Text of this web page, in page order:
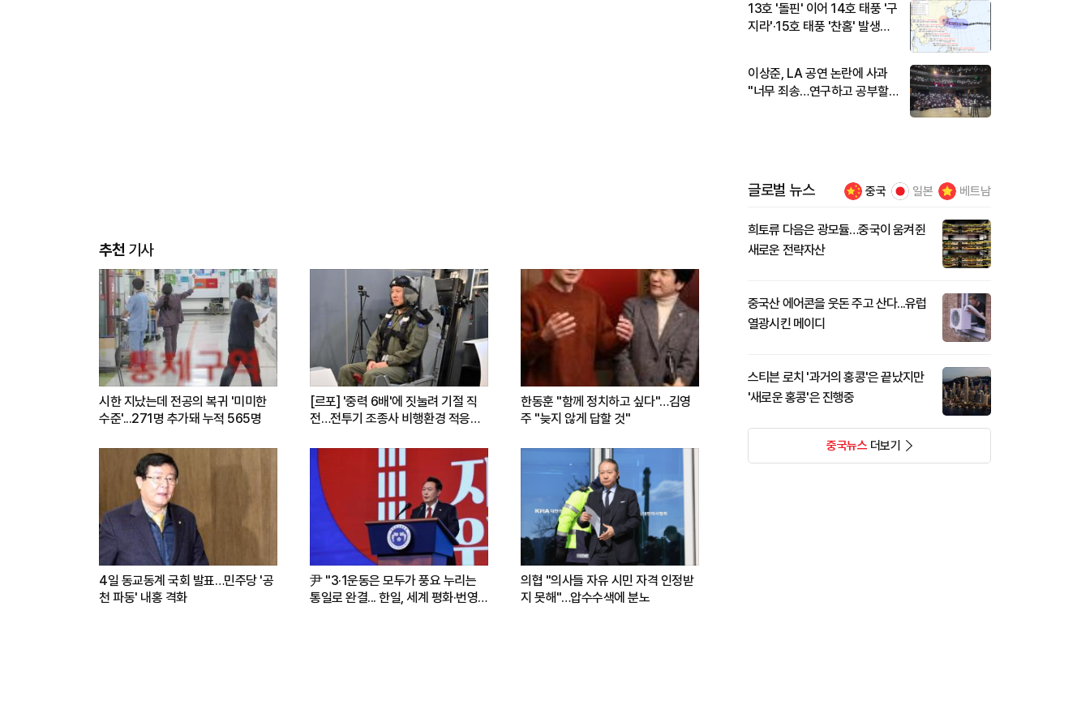
추천기사
시한 지났는데 전공의 복귀 '미미한
수준'...271명 추가돼 누적 565명
[르포] '중력 6배'에 짓눌려 기절 직
전…전투기 조종사 비행환경 적응훈
한동훈 "함께 정치하고 싶다"…김영
주 "늦지 않게 답할 것"
4일 동교동계 국회 발표…민주당 '공
천 파동' 내홍 격화
尹 "3·1운동은 모두가 풍요 누리는
통일로 완결... 한일, 세계 평화·번영
의협 "의사들 자유 시민 자격 인정받
지 못해"…압수수색에 분노
13호 '돌핀' 이어 14호 태풍 '구
지라'·15호 태풍 '찬홈' 발생…
이상준, LA 공연 논란에 사과
"너무 죄송…연구하고 공부할
글로벌 뉴스 중국 일본 베트남
희토류 다음은 광모듈…중국이 움켜쥔
새로운 전략자산
중국산 에어콘을 웃돈 주고 산다...유럽
열광시킨 메이디
스티븐 로치 '과거의 홍콩'은 끝났지만
'새로운 홍콩'은 진행중
중국뉴스더보기